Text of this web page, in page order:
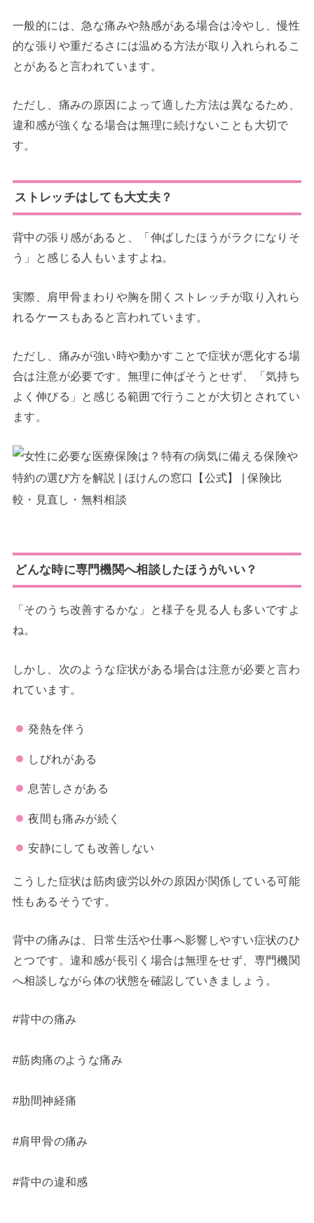
一般的には、急な痛みや熱感がある場合は冷やし、慢性
的な張りや重だるさには温める方法が取り入れられるこ
とがあると言われています。
ただし、痛みの原因によって適した方法は異なるため、
違和感が強くなる場合は無理に続けないことも大切で
す。
ストレッチはしても大丈夫？
背中の張り感があると、「伸ばしたほうがラクになりそ
う」と感じる人もいますよね。
実際、肩甲骨まわりや胸を開くストレッチが取り入れら
れるケースもあると言われています。
ただし、痛みが強い時や動かすことで症状が悪化する場
合は注意が必要です。無理に伸ばそうとせず、「気持ち
よく伸びる」と感じる範囲で行うことが大切とされてい
ます。
どんな時に専門機関へ相談したほうがいい？
「そのうち改善するかな」と様子を見る人も多いですよ
ね。
しかし、次のような症状がある場合は注意が必要と言わ
れています。
発熱を伴う
しびれがある
息苦しさがある
夜間も痛みが続く
安静にしても改善しない
こうした症状は筋肉疲労以外の原因が関係している可能
性もあるそうです。
背中の痛みは、日常生活や仕事へ影響しやすい症状のひ
とつです。違和感が長引く場合は無理をせず、専門機関
へ相談しながら体の状態を確認していきましょう。
#背中の痛み
#筋肉痛のような痛み
#肋間神経痛
#肩甲骨の痛み
#背中の違和感